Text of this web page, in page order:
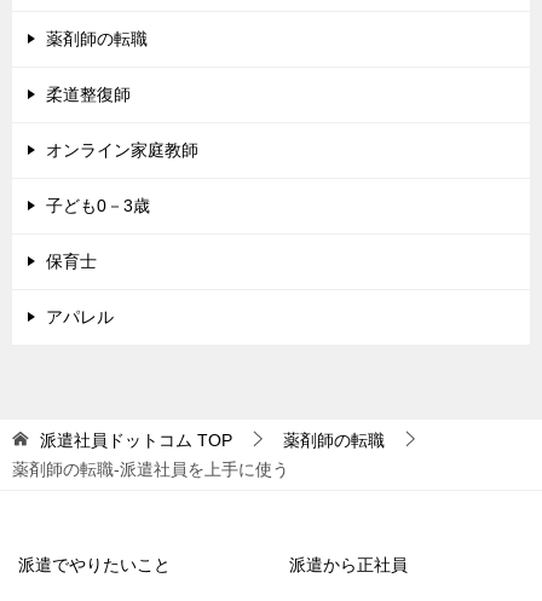
薬剤師の転職
柔道整復師
オンライン家庭教師
子ども0－3歳
保育士
アパレル
派遣社員ドットコム TOP
薬剤師の転職
薬剤師の転職-派遣社員を上手に使う
派遣でやりたいこと 派遣から正社員